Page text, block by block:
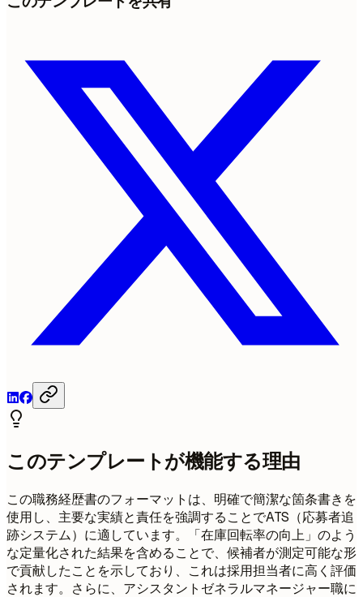
このテンプレートが機能する理由
この職務経歴書のフォーマットは、明確で簡潔な箇条書きを
使用し、主要な実績と責任を強調することでATS（応募者追
跡システム）に適しています。「在庫回転率の向上」のよう
な定量化された結果を含めることで、候補者が測定可能な形
で貢献したことを示しており、これは採用担当者に高く評価
されます。さらに、アシスタントゼネラルマネージャー職に